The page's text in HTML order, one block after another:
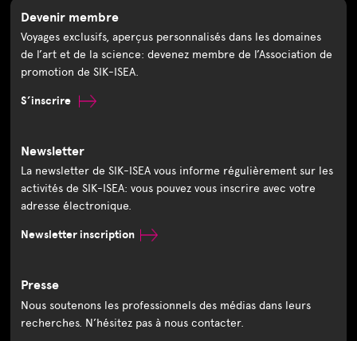
Devenir membre
Voyages exclusifs, aperçus personnalisés dans les domaines
de l’art et de la science: devenez membre de l’Association de
promotion de SIK-ISEA.
S’inscrire
Newsletter
La newsletter de SIK-ISEA vous informe régulièrement sur les
activités de SIK-ISEA: vous pouvez vous inscrire avec votre
adresse électronique.
Newsletter inscription
Presse
Nous soutenons les professionnels des médias dans leurs
recherches. N’hésitez pas à nous contacter.